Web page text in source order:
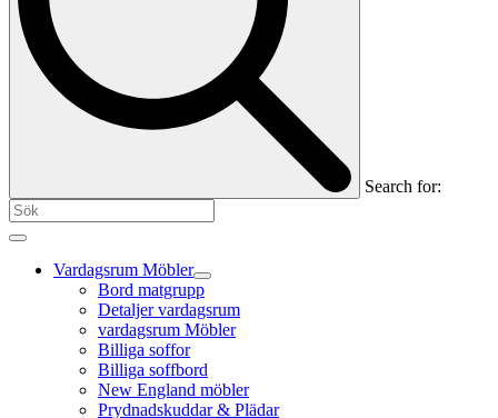
Search for:
Vardagsrum Möbler
Bord matgrupp
Detaljer vardagsrum
vardagsrum Möbler
Billiga soffor
Billiga soffbord
New England möbler
Prydnadskuddar & Plädar